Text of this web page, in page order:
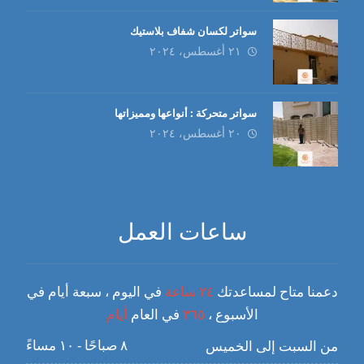
سواتر لكسان شفاف بلاستيك
٢١ أغسطس، ٢٠٢٤
سواتر متحركة : أنواعها ومميزاتها
٢٠ أغسطس، ٢٠٢٤
ساعات العمل
دعمنا متاح لمساعدتك ٢٤ ساعة
في اليوم ، سبعة أيام في
الأسبوع ، ٣٦٥ في العام أيام
من السبت إلى الخميس
٨ صباحًا - ١٠ مساءً